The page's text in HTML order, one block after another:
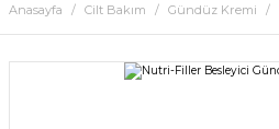
Anasayfa Cilt Bakım Gündüz Kremi